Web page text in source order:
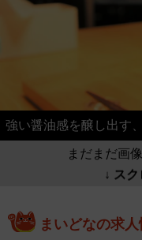
強い醤油感を醸し出す
まだまだ画
↓ ス
まいどなの求人